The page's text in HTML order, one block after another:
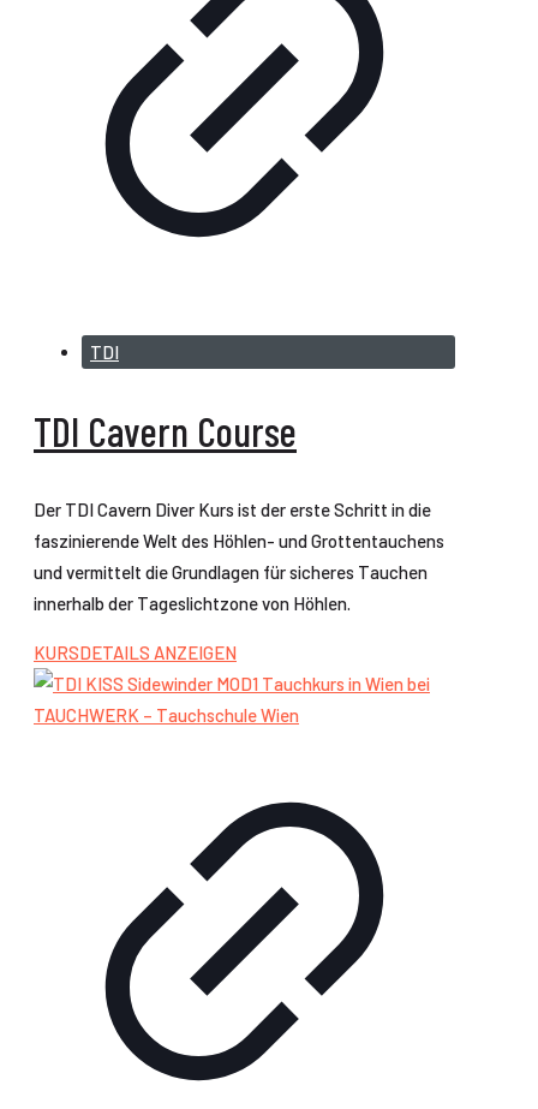
Tauchkurse
TDI
TDI Cavern Course
Der TDI Cavern Diver Kurs ist der erste Schritt in die
faszinierende Welt des Höhlen- und Grottentauchens
und vermittelt die Grundlagen für sicheres Tauchen
innerhalb der Tageslichtzone von Höhlen.
KURSDETAILS ANZEIGEN